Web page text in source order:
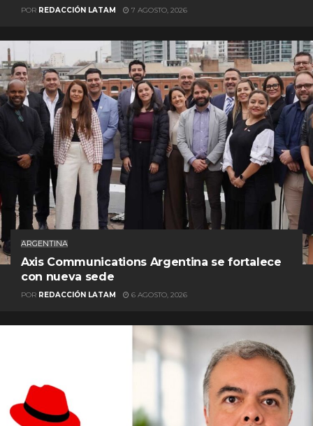
POR REDACCIÓN LATAM 7 AGOSTO, 2026
ARGENTINA
Axis Communications Argentina se fortalece
con nueva sede
POR REDACCIÓN LATAM 6 AGOSTO, 2026